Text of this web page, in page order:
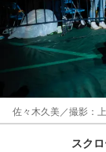
佐々木久美／撮影：
スク